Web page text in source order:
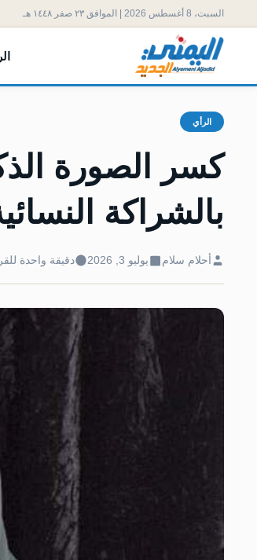
السبت، 8 أغسطس 2026 | الموافق ٢٣ صفر ١٤٤٨ هـ
الرأي
كسر الصورة
بالشراكة
أحلام سلام يوليو 3, 2026 دقيقة واحدة